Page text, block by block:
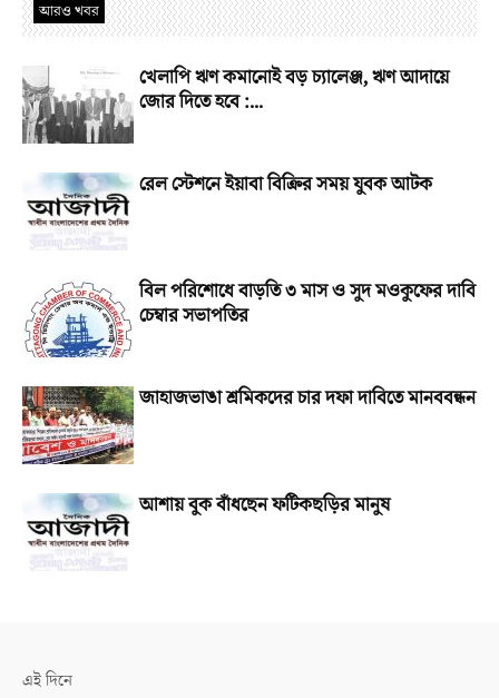
আরও খবর
খেলাপি ঋণ কমানোই বড় চ্যালেঞ্জ, ঋণ আদায়ে
জোর দিতে হবে :...
রেল স্টেশনে ইয়াবা বিক্রির সময় যুবক আটক
বিল পরিশোধে বাড়তি ৩ মাস ও সুদ মওকুফের দাবি
চেম্বার সভাপতির
জাহাজভাঙা শ্রমিকদের চার দফা দাবিতে মানববন্ধন
আশায় বুক বাঁধছেন ফটিকছড়ির মানুষ
এই দিনে